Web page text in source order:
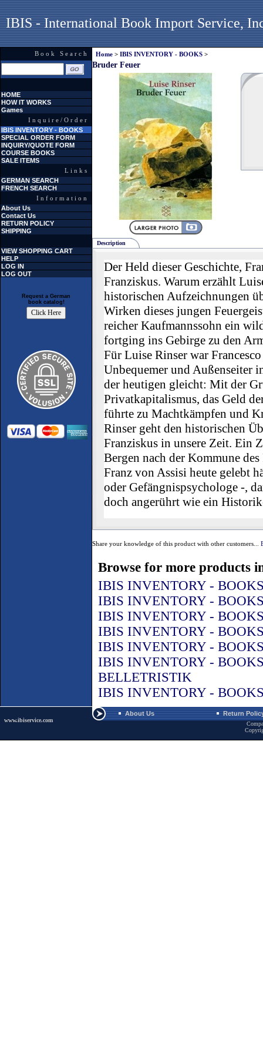
IBIS - International Book Import Service,
Book Search
HOME
HOW IT WORKS
Games
Inquire/Order
IBIS INVENTORY - BOOKS
SPECIAL ORDER FORM
INQUIRY/QUOTE FORM
COURSE BOOKS
SALE ITEMS
Links
GERMAN SEARCH
FRENCH SEARCH
Information
About Us
Contact Us
RETURN POLICY
SHIPPING
VIEW SHOPPING CART
HELP
LOG IN
LOG OUT
Request a German
book catalog!
Home > IBIS INVENTORY - BOOKS >
Bruder Feuer
Description
Der Held dieser Geschichte,
Franziskus. Warum erzählt
historischen Aufzeichnungen
Wirken dieses jungen
reicher Kaufmannssohn ein
fortging ins Gebirge zu den
Für Luise Rinser war
Unbequemer und Außenseiter
der heutigen gleicht: Mit der
Privatkapitalismus, das Geld
führte zu Machtkämpfen und
Rinser geht den historischen
Franziskus in unsere Zeit. Ein
Bergen nach der Kommune
Franz von Assisi heute gelebt
oder Gefängnispsychologe -,
doch angerührt wie ein
Share your knowledge of this product with other customers...
Browse for more products
IBIS INVENTORY -
IBIS INVENTORY -
IBIS INVENTORY -
IBIS INVENTORY -
IBIS INVENTORY -
IBIS INVENTORY -
BELLETRISTIK
IBIS INVENTORY -
www.ibiservice.com
About Us Return